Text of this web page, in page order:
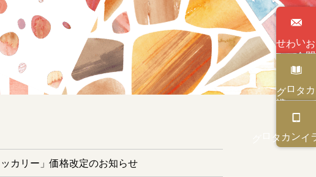
い
わせ
カタログ
オンライン
カリー」価格改定のお知らせ